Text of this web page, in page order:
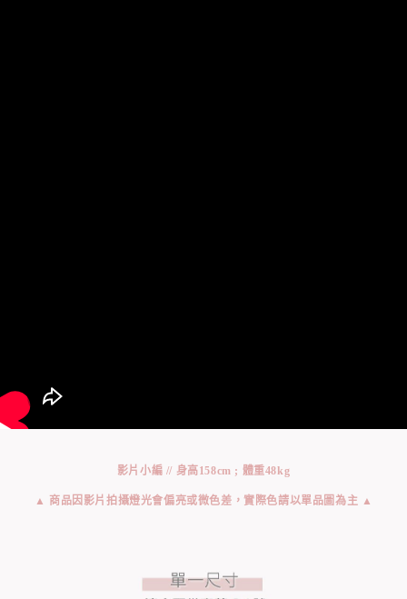
影片小編 // 身高158cm ; 體重48kg
▲ 商品因影片拍攝燈光會偏亮或微色差，實際色請以單品圖為主 ▲